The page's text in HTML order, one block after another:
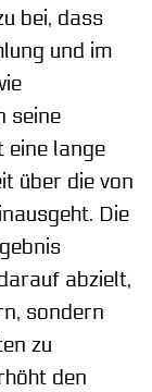
bei, dass
und im
seine
eine lange
über die von
Die
abzielt,
sondern
zu
den